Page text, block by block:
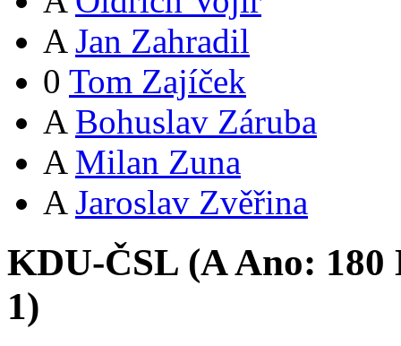
A Jan Zahradil
0 Tom Zajíček
A Bohuslav Záruba
A Milan Zuna
A Jaroslav Zvěřina
KDU-ČSL (AAno: 180
1)